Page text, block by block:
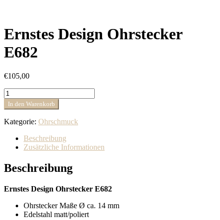
Ernstes Design Ohrstecker
E682
€105,00
Ernstes
Design
Ohrstecker
E682
Menge
In den Warenkorb
Kategorie: Ohrschmuck
Beschreibung
Zusätzliche Informationen
Beschreibung
Ernstes Design Ohrstecker E682
Ohrstecker Maße Ø ca. 14 mm
Edelstahl matt/poliert